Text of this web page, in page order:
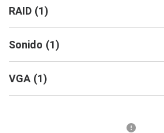
RAID (1)
Sonido (1)
VGA (1)